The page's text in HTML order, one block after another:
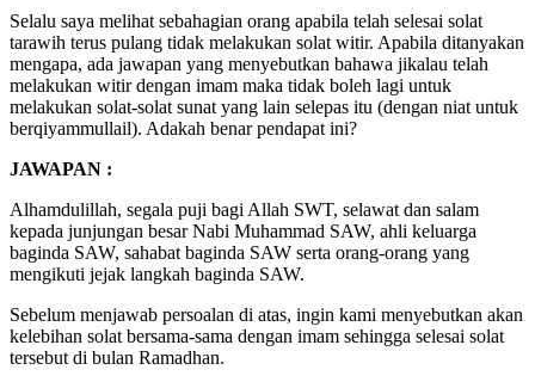
Selalu saya melihat sebahagian orang apabila telah selesai solat
tarawih terus pulang tidak melakukan solat witir. Apabila ditanyakan
mengapa, ada jawapan yang menyebutkan bahawa jikalau telah
melakukan witir dengan imam maka tidak boleh lagi untuk
melakukan solat-solat sunat yang lain selepas itu (dengan niat untuk
berqiyammullail). Adakah benar pendapat ini?
JAWAPAN :
Alhamdulillah, segala puji bagi Allah SWT, selawat dan salam
kepada junjungan besar Nabi Muhammad SAW, ahli keluarga
baginda SAW, sahabat baginda SAW serta orang-orang yang
mengikuti jejak langkah baginda SAW.
Sebelum menjawab persoalan di atas, ingin kami menyebutkan akan
kelebihan solat bersama-sama dengan imam sehingga selesai solat
tersebut di bulan Ramadhan.